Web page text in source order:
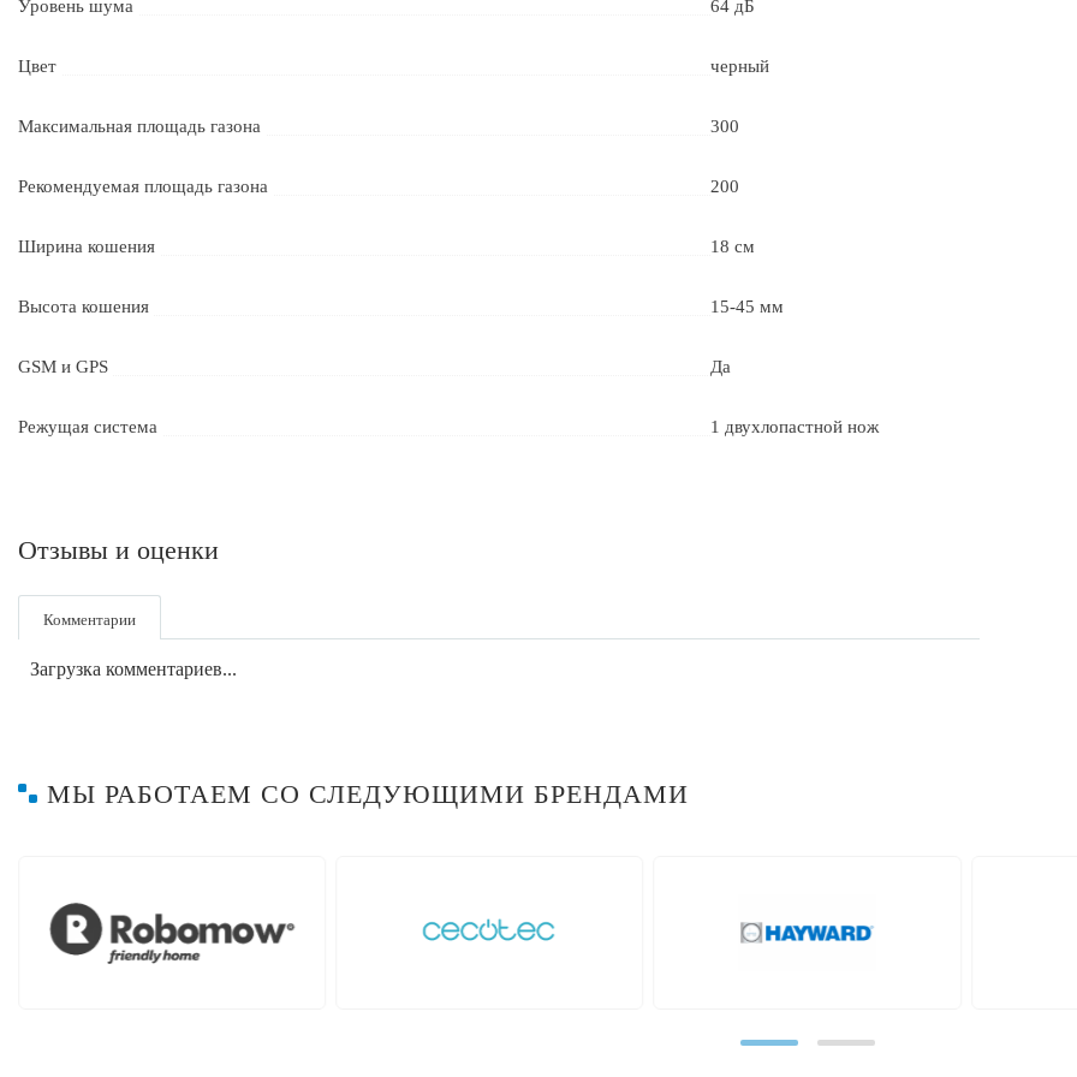
Уровень шума 64 дБ
Цвет черный
Максимальная площадь газона 300
Рекомендуемая площадь газона 200
Ширина кошения 18 см
Высота кошения 15-45 мм
GSM и GPS Да
Режущая система 1 двухлопастной нож
Отзывы и оценки
Комментарии
Загрузка комментариев...
МЫ РАБОТАЕМ СО СЛЕДУЮЩИМИ БРЕНДАМИ